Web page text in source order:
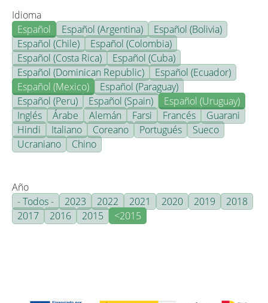
Idioma
Español
Español (Argentina)
Español (Bolivia)
Español (Chile)
Español (Colombia)
Español (Costa Rica)
Español (Cuba)
Español (Dominican Republic)
Español (Ecuador)
Español (Mexico)
Español (Paraguay)
Español (Peru)
Español (Spain)
Español (Uruguay)
Inglés
Árabe Alemán Farsi Francés
Guarani
Hindi
Italiano Coreano Portugués
Sueco
Ucraniano
Chino
Año
- Todos -
2023 2022 2021 2020 2019
2018
2017
2016 2015 <2015